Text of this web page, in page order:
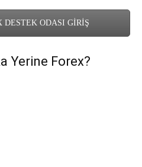
DESTEK ODASI GİRİŞ
Yerine Forex?